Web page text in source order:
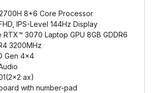
8+6 Core Processor
IPS-Level 144Hz Display
RTX™ 3070 Laptop GPU 8GB GDDR6
3200MHz
Gen 4x4
ax)
with number-pad